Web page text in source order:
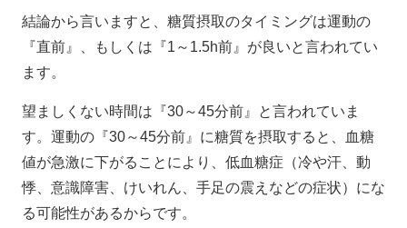
結論から言いますと、糖質摂取のタイミングは運動の
『直前』、もしくは『1～1.5h前』が良いと言われてい
ます。
望ましくない時間は『30～45分前』と言われていま
す。運動の『30～45分前』に糖質を摂取すると、血糖
値が急激に下がることにより、低血糖症（冷や汗、動
悸、意識障害、けいれん、手足の震えなどの症状）にな
る可能性があるからです。